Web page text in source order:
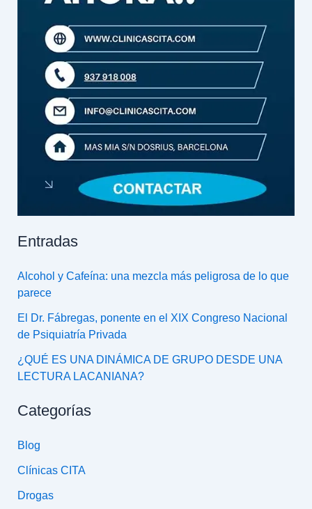
Entradas
Alcohol y Cafeína: una mezcla más peligrosa de lo que
parece
El Dr. Fábregas, ponente en el XIX Congreso Nacional
de Psiquiatría Privada
¿QUÉ ES UNA DINÁMICA DE GRUPO DESDE UNA
LECTURA LACANIANA?
Categorías
Blog
Clínicas CITA
Drogas